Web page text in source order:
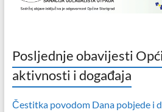
Posljednje obavijesti
aktivnosti i događaja
Čestitka povodom Dana pobjede i